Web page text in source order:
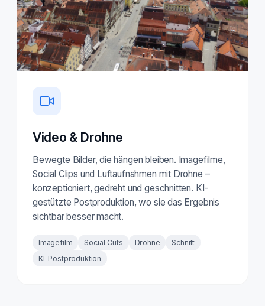
Video & Drohne
Bewegte Bilder, die hängen bleiben. Imagefilme,
Social Clips und Luftaufnahmen mit Drohne –
konzeptioniert, gedreht und geschnitten. KI-
gestützte Postproduktion, wo sie das Ergebnis
sichtbar besser macht.
Imagefilm Social Cuts Drohne
Schnitt
KI-Postproduktion